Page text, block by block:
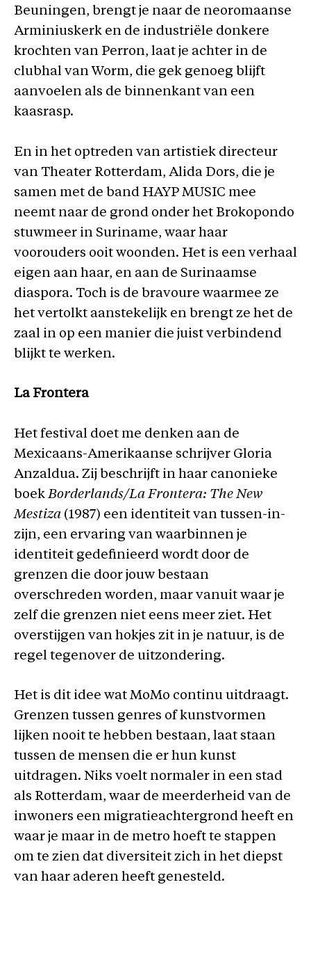
Beuningen, brengt je naar de neoromaanse
Arminiuskerk en de industriële donkere
krochten van Perron, laat je achter in de
clubhal van Worm, die gek genoeg blijft
aanvoelen als de binnenkant van een
kaasrasp.
En in het optreden van artistiek directeur
van Theater Rotterdam, Alida Dors, die je
samen met de band HAYP MUSIC mee
neemt naar de grond onder het Brokopondo
stuwmeer in Suriname, waar haar
voorouders ooit woonden. Het is een verhaal
eigen aan haar, en aan de Surinaamse
diaspora. Toch is de bravoure waarmee ze
het vertolkt aanstekelijk en brengt ze het de
zaal in op een manier die juist verbindend
blijkt te werken.
La Frontera
Het festival doet me denken aan de
Mexicaans-Amerikaanse schrijver Gloria
Anzaldua. Zij beschrijft in haar canonieke
boekBorderlands/La Frontera: The New
Mestiza (1987) een identiteit van tussen-in-
zijn, een ervaring van waarbinnen je
identiteit gedefinieerd wordt door de
grenzen die door jouw bestaan
overschreden worden, maar vanuit waar je
zelf die grenzen niet eens meer ziet. Het
overstijgen van hokjes zit in je natuur, is de
regel tegenover de uitzondering.
Het is dit idee wat MoMo continu uitdraagt.
Grenzen tussen genres of kunstvormen
lijken nooit te hebben bestaan, laat staan
tussen de mensen die er hun kunst
uitdragen. Niks voelt normaler in een stad
als Rotterdam, waar de meerderheid van de
inwoners een migratieachtergrond heeft en
waar je maar in de metro hoeft te stappen
om te zien dat diversiteit zich in het diepst
van haar aderen heeft genesteld.